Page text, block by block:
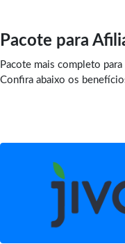
Pacote para
Pacote mais completo
Confira abaixo os